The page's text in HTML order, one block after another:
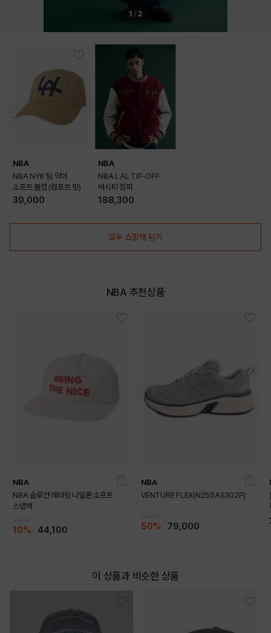
WINE
1 / 2
NBA
NBA NYK 팀 약어
소프트 볼캡 (컴포트 핏)
39,000
NBA
NBA LAL TIP-OFF
바시티 점퍼
188,300
모두 쇼핑백 담기
NBA 추천상품
NBA
NBA 슬로건 레터링 나일론 소프트
스냅백
10% 44,100
NBA
VENTURE FLEX(N255AS302P)
50% 79,000
이 상품과 비슷한 상품